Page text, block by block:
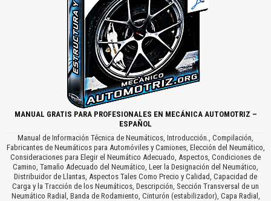
MANUAL GRATIS PARA PROFESIONALES EN MECÁNICA AUTOMOTRIZ –
ESPAÑOL
Manual de Información Técnica de Neumáticos, Introducción., Compilación,
Fabricantes de Neumáticos para Automóviles y Camiones, Elección del Neumático,
Consideraciones para Elegir el Neumático Adecuado, Aspectos, Condiciones de
Camino, Tamaño Adecuado del Neumático, Leer la Designación del Neumático,
Distribuidor de Llantas, Aspectos Tales Como Precio y Calidad, Capacidad de
Carga y la Tracción de los Neumáticos, Descripción, Sección Transversal de un
Neumático Radial, Banda de Rodamiento, Cinturón (estabilizador), Capa Radial,